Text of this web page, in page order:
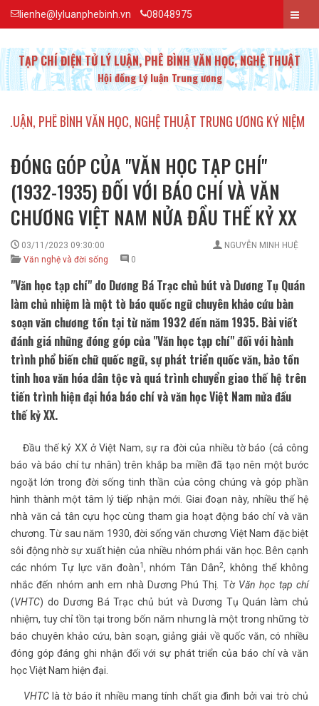
TẠP CHÍ ĐIỆN TỬ LÝ LUẬN, PHÊ BÌNH VĂN HỌC, NGHỆ THUẬT
Hội đồng Lý luận Trung ương
lienhe@lyluanphebinh.vn 08048975
BÌNH VĂN HỌC, NGHỆ THUẬT TRUNG ƯƠNG KỶ NIỆM 20 NĂM
ĐÓNG GÓP CỦA ''VĂN HỌC TẠP CHÍ''
(1932-1935) ĐỐI VỚI BÁO CHÍ VÀ VĂN
CHƯƠNG VIỆT NAM NỬA ĐẦU THẾ KỶ XX
03/11/2023 09:30:00
NGUYỄN MINH HUỆ
Văn nghệ và đời sống
0
"Văn học tạp chí" do Dương Bá Trạc chủ bút và Dương Tụ Quán
làm chủ nhiệm là một tờ báo quốc ngữ chuyên khảo cứu bàn
soạn văn chương tồn tại từ năm 1932 đến năm 1935. Bài viết
đánh giá những đóng góp của "Văn học tạp chí" đối với hành
trình phổ biến chữ quốc ngữ, sự phát triển quốc văn, bảo tồn
tinh hoa văn hóa dân tộc và quá trình chuyển giao thế hệ trên
tiến trình hiện đại hóa báo chí và văn học Việt Nam nửa đầu
thế kỷ XX.
Đầu thế kỷ XX ở Việt Nam, sự ra đời của nhiều tờ báo (cả công
báo và báo chí tư nhân) trên khắp ba miền đã tạo nên một bước
ngoặt lớn trong đời sống tinh thần của công chúng và góp phần
hình thành một tâm lý tiếp nhận mới. Giai đoạn này, nhiều thế hệ
nhà văn cả tân cựu học cùng tham gia hoạt động báo chí và văn
chương. Từ sau năm 1930, đời sống văn chương Việt Nam đặc biệt
sôi động nhờ sự xuất hiện của nhiều nhóm phái văn học. Bên cạnh
các nhóm Tự lực văn đoàn1, nhóm Tân Dân2, không thể không
nhắc đến nhóm anh em nhà Dương Phú Thị. Tờ Văn học tạp chí
(VHTC) do Dương Bá Trạc chủ bút và Dương Tụ Quán làm chủ
nhiệm, tuy chỉ tồn tại trong bốn năm nhưng là một trong những tờ
báo chuyên khảo cứu, bàn soạn, giảng giải về quốc văn, có nhiều
đóng góp đáng ghi nhận đối với sự phát triển của báo chí và văn
học Việt Nam hiện đại.
VHTClà tờ báo ít nhiều mang tính chất gia đình bởi vai trò chủ